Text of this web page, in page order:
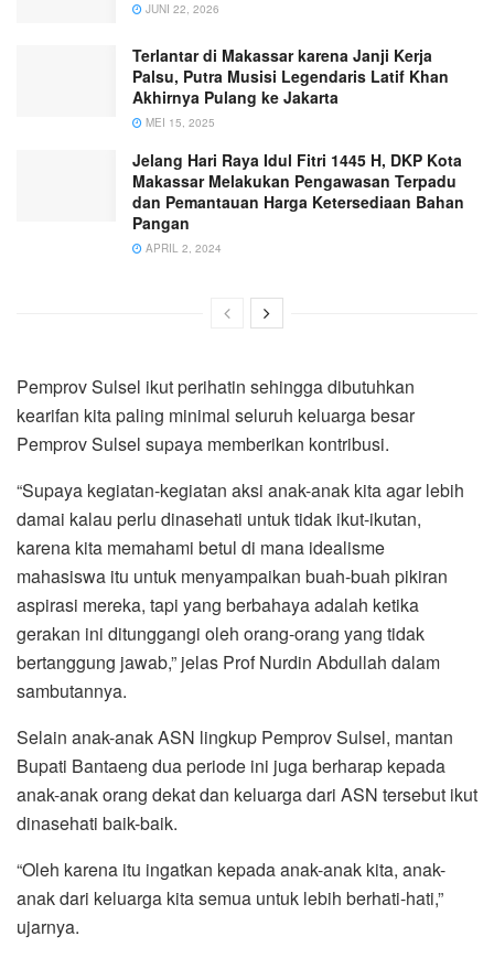
JUNI 22, 2026
Terlantar di Makassar karena Janji Kerja
Palsu, Putra Musisi Legendaris Latif Khan
Akhirnya Pulang ke Jakarta
MEI 15, 2025
Jelang Hari Raya Idul Fitri 1445 H, DKP Kota
Makassar Melakukan Pengawasan Terpadu
dan Pemantauan Harga Ketersediaan Bahan
Pangan
APRIL 2, 2024
Pemprov Sulsel ikut perihatin sehingga dibutuhkan
kearifan kita paling minimal seluruh keluarga besar
Pemprov Sulsel supaya memberikan kontribusi.
“Supaya kegiatan-kegiatan aksi anak-anak kita agar lebih
damai kalau perlu dinasehati untuk tidak ikut-ikutan,
karena kita memahami betul di mana idealisme
mahasiswa itu untuk menyampaikan buah-buah pikiran
aspirasi mereka, tapi yang berbahaya adalah ketika
gerakan ini ditunggangi oleh orang-orang yang tidak
bertanggung jawab,” jelas Prof Nurdin Abdullah dalam
sambutannya.
Selain anak-anak ASN lingkup Pemprov Sulsel, mantan
Bupati Bantaeng dua periode ini juga berharap kepada
anak-anak orang dekat dan keluarga dari ASN tersebut ikut
dinasehati baik-baik.
“Oleh karena itu ingatkan kepada anak-anak kita, anak-
anak dari keluarga kita semua untuk lebih berhati-hati,”
ujarnya.